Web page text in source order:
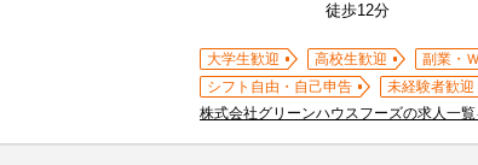
徒歩12分
大学生歓迎 高校生歓迎
副業・
シフト自由・自己申告
未経験者歓迎
株式会社グリーンハウスフーズの求人一覧